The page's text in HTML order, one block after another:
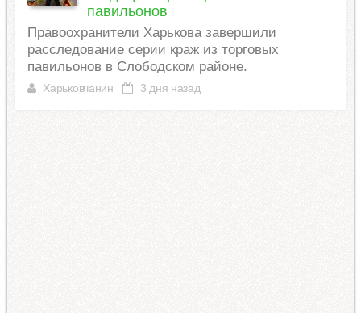
павильонов
Правоохранители Харькова завершили
расследование серии краж из торговых
павильонов в Слободском районе.
Харьковчанин 3 дня назад